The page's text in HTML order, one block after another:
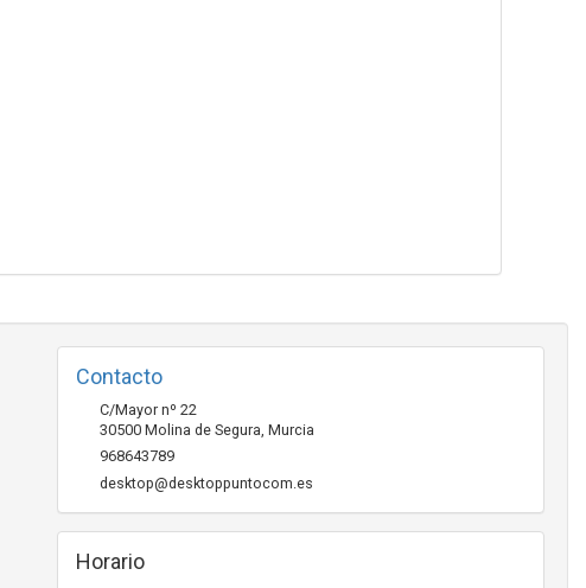
Contacto
C/Mayor nº 22
30500 Molina de Segura, Murcia
968643789
desktop@desktoppuntocom.es
Horario